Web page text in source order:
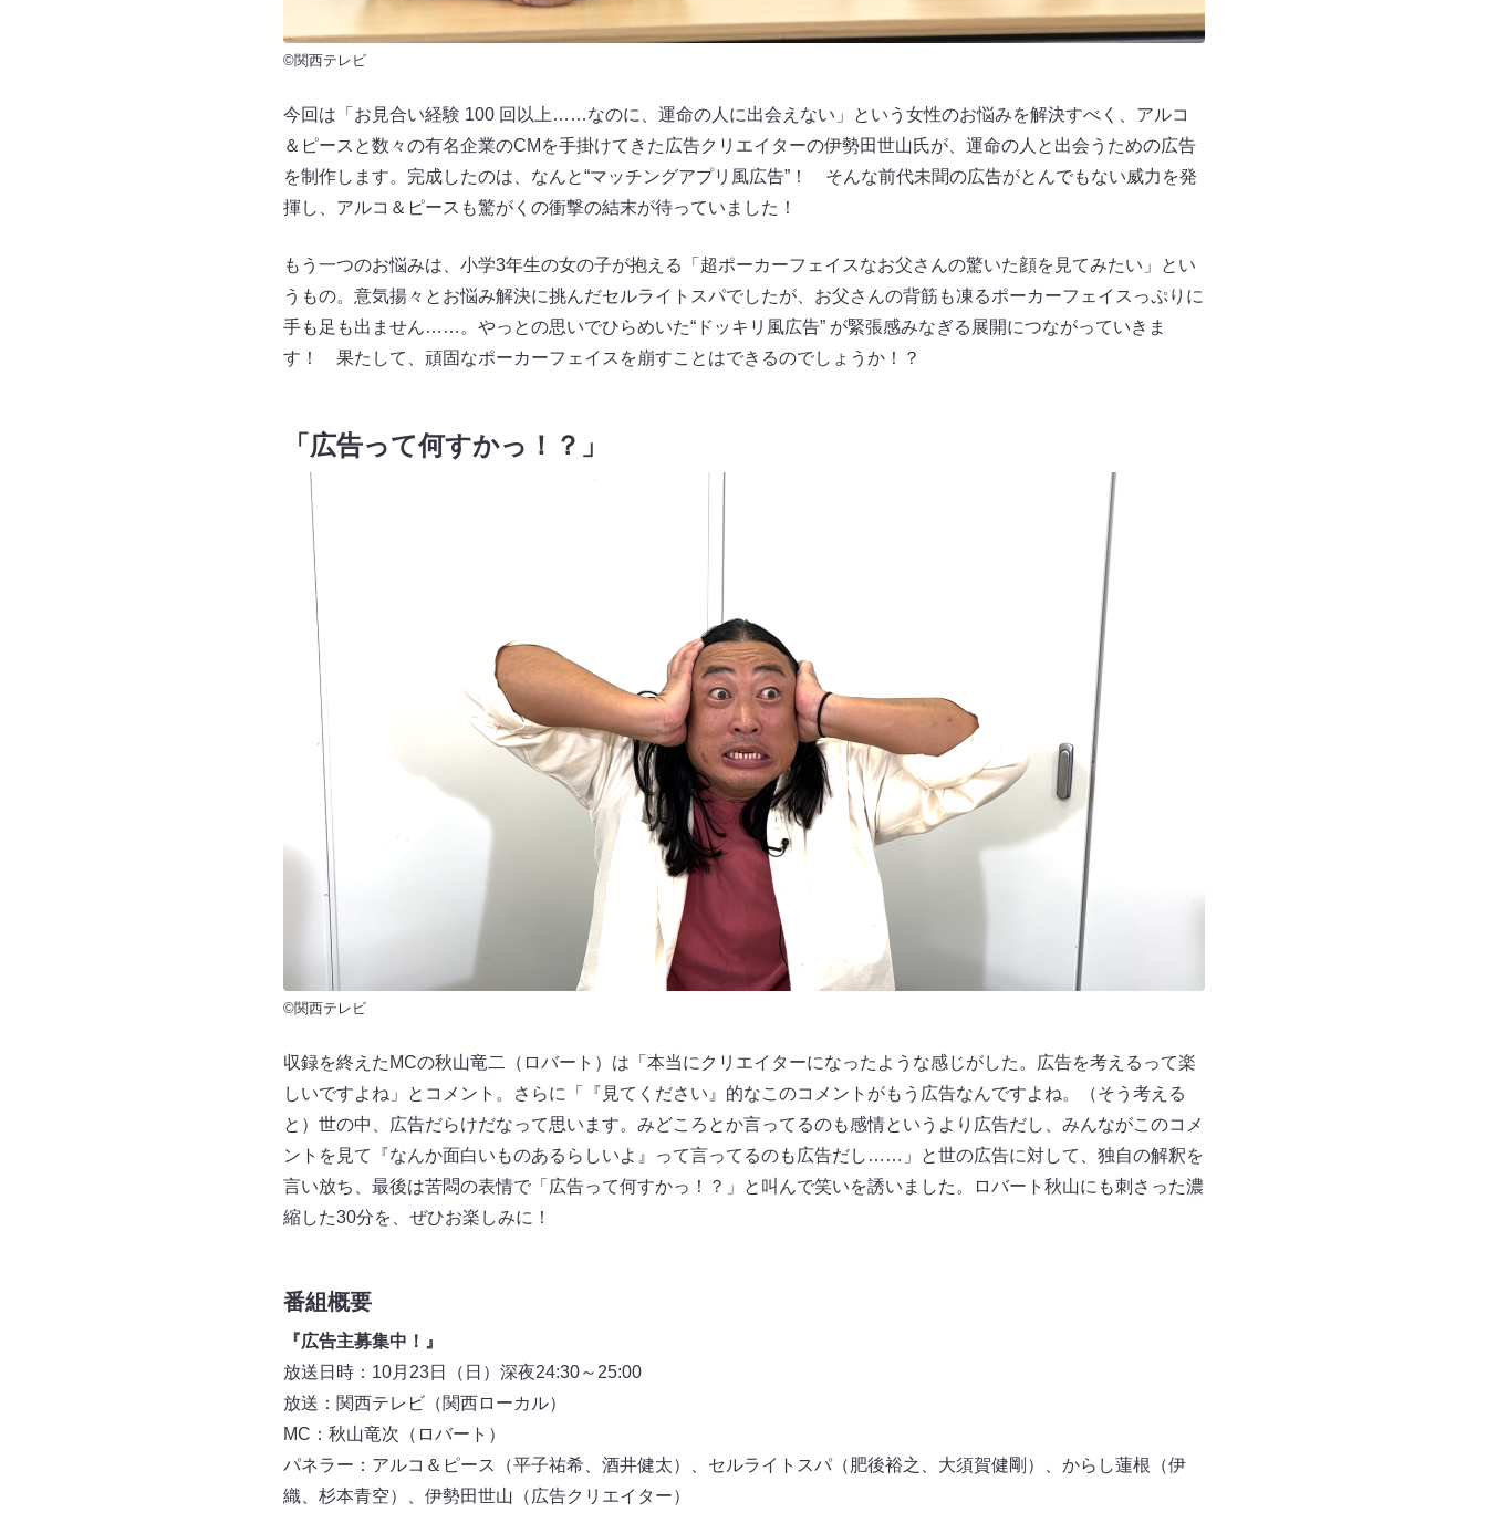
©関西テレビ
今回は「お見合い経験 100 回以上……なのに、運命の人に出会えない」という女性のお悩みを解決すべく、アルコ
＆ピースと数々の有名企業のCMを手掛けてきた広告クリエイターの伊勢田世山氏が、運命の人と出会うための広告
を制作します。完成したのは、なんと“マッチングアプリ風広告”！ そんな前代未聞の広告がとんでもない威力を発
揮し、アルコ＆ピースも驚がくの衝撃の結末が待っていました！
もう一つのお悩みは、小学3年生の女の子が抱える「超ポーカーフェイスなお父さんの驚いた顔を見てみたい」とい
うもの。意気揚々とお悩み解決に挑んだセルライトスパでしたが、お父さんの背筋も凍るポーカーフェイスっぷりに
手も足も出ません……。やっとの思いでひらめいた“ドッキリ風広告” が緊張感みなぎる展開につながっていきま
す！ 果たして、頑固なポーカーフェイスを崩すことはできるのでしょうか！？
「広告って何すかっ！？」
©関西テレビ
収録を終えたMCの秋山竜二（ロバート）は「本当にクリエイターになったような感じがした。広告を考えるって楽
しいですよね」とコメント。さらに「『見てください』的なこのコメントがもう広告なんですよね。（そう考える
と）世の中、広告だらけだなって思います。みどころとか言ってるのも感情というより広告だし、みんながこのコメ
ントを見て『なんか面白いものあるらしいよ』って言ってるのも広告だし……」と世の広告に対して、独自の解釈を
言い放ち、最後は苦悶の表情で「広告って何すかっ！？」と叫んで笑いを誘いました。ロバート秋山にも刺さった濃
縮した30分を、ぜひお楽しみに！
番組概要
『広告主募集中！』
放送日時：10月23日（日）深夜24:30～25:00
放送：関西テレビ（関西ローカル）
MC：秋山竜次（ロバート）
パネラー：アルコ＆ピース（平子祐希、酒井健太）、セルライトスパ（肥後裕之、大須賀健剛）、からし蓮根（伊
織、杉本青空）、伊勢田世山（広告クリエイター）